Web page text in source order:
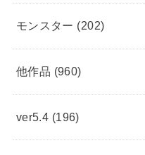
モンスター (202)
他作品 (960)
ver5.4 (196)